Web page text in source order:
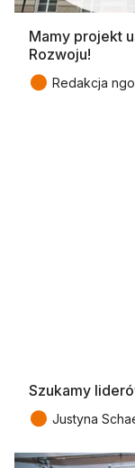
Mamy projekt
Rozwoju!
● Redakcja
Szukamy
● Justyna